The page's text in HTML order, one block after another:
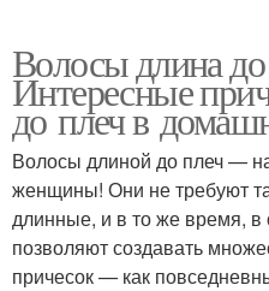
Модные техники
Стрижка для средних
волос
Волосы длина
Интересные
до плеч в
Волосы длиной до плеч —
женщины! Они не требуют
длинные, и в то же время, в
позволяют создавать
причесок — как